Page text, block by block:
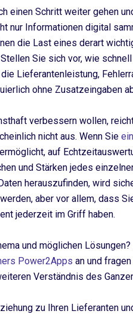
einen Schritt weiter gehen
nur Informationen digital
die Last eines derart
Sie sich vor, wie
Lieferantenleistung,
ohne Zusatzeingaben
verbessern wollen,
nicht aus. Wenn Sie
auf
und Stärken jedes
herauszufinden, wird
aber vor allem, dass
jederzeit im Griff haben.
und möglichen
Power2Apps an und
Verständnis des
zu Ihren Lieferanten